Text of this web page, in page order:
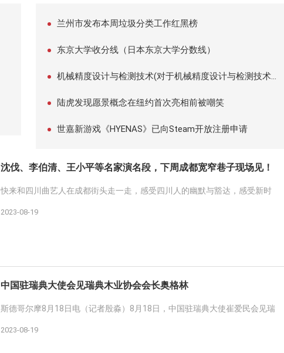
兰州市发布本周垃圾分类工作红黑榜
东京大学收分线（日本东京大学分数线）
机械精度设计与检测技术(对于机械精度设计与检测技术
陆虎发现愿景概念在纽约首次亮相前被嘲笑
世嘉新游戏《HYENAS》已向Steam开放注册申请
沈伐、李伯清、王小平等名家演名段，下周成都宽窄巷子现场见！
快来和四川曲艺人在成都街头走一走，感受四川人的幽默与豁达，感受新时
2023-08-19
中国驻瑞典大使会见瑞典木业协会会长奥格林
斯德哥尔摩8月18日电（记者殷淼）8月18日，中国驻瑞典大使崔爱民会见瑞
2023-08-19